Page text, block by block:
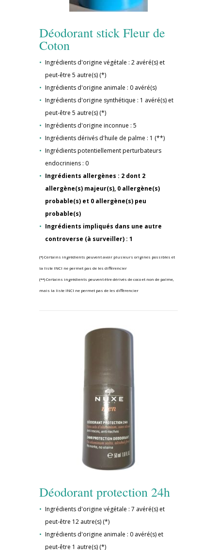
Déodorant stick Fleur de
Coton
Ingrédients d'origine végétale : 2 avéré(s) et
peut-être 5 autre(s) (*)
Ingrédients d'origine animale : 0 avéré(s)
Ingrédients d'origine synthétique : 1 avéré(s) et
peut-être 5 autre(s) (*)
Ingrédients d'origine inconnue : 5
Ingrédients dérivés d'huile de palme : 1 (**)
Ingrédients potentiellement perturbateurs
endocriniens : 0
Ingrédients allergènes : 2 dont 2
allergène(s) majeur(s), 0 allergène(s)
probable(s) et 0 allergène(s) peu
probable(s)
Ingrédients impliqués dans une autre
controverse (à surveiller) : 1
(*) Certains ingrédients peuvent avoir plusieurs origines possibles et
la liste INCI ne permet pas de les différencier
(**) Certains ingrédients peuvent être dérivés de coco et non de palme,
mais la liste INCI ne permet pas de les différencier
Déodorant protection 24h
Ingrédients d'origine végétale : 7 avéré(s) et
peut-être 12 autre(s) (*)
Ingrédients d'origine animale : 0 avéré(s) et
peut-être 1 autre(s) (*)